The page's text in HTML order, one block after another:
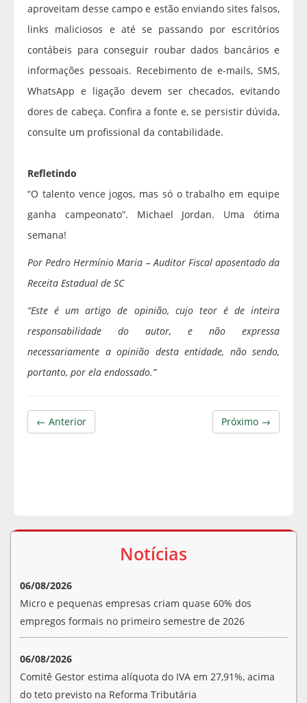
aproveitam desse campo e estão enviando sites falsos,
links maliciosos e até se passando por escritórios
contábeis para conseguir roubar dados bancários e
informações pessoais. Recebimento de e-mails, SMS,
WhatsApp e ligação devem ser checados, evitando
dores de cabeça. Confira a fonte e, se persistir dúvida,
consulte um profissional da contabilidade.
Refletindo
“O talento vence jogos, mas só o trabalho em equipe
ganha campeonato”. Michael Jordan. Uma ótima
semana!
Por Pedro Hermínio Maria – Auditor Fiscal aposentado da
Receita Estadual de SC
“Este é um artigo de opinião, cujo teor é de inteira
responsabilidade do autor, e não expressa
necessariamente a opinião desta entidade, não sendo,
portanto, por ela endossado.”
Próximo →
← Anterior
Notícias
06/08/2026
Micro e pequenas empresas criam quase 60% dos
empregos formais no primeiro semestre de 2026
06/08/2026
Comitê Gestor estima alíquota do IVA em 27,91%, acima
do teto previsto na Reforma Tributária